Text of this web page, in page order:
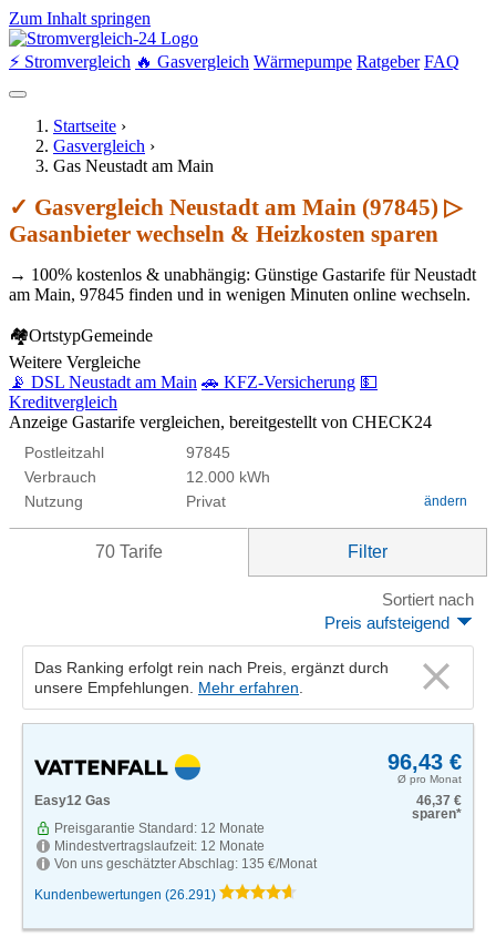
Zum Inhalt springen
⚡ Stromvergleich 🔥 Gasvergleich Wärmepumpe Ratgeber FAQ
Startseite ›
Gasvergleich ›
Gas Neustadt am Main
✓ Gasvergleich Neustadt am Main (97845) ▷
Gasanbieter wechseln & Heizkosten sparen
→ 100% kostenlos & unabhängig: Günstige Gastarife für Neustadt
am Main, 97845 finden und in wenigen Minuten online wechseln.
🏘OrtstypGemeinde
Weitere Vergleiche
📡 DSL Neustadt am Main 🚗 KFZ-Versicherung 💵
Kreditvergleich
Anzeige Gastarife vergleichen, bereitgestellt von CHECK24